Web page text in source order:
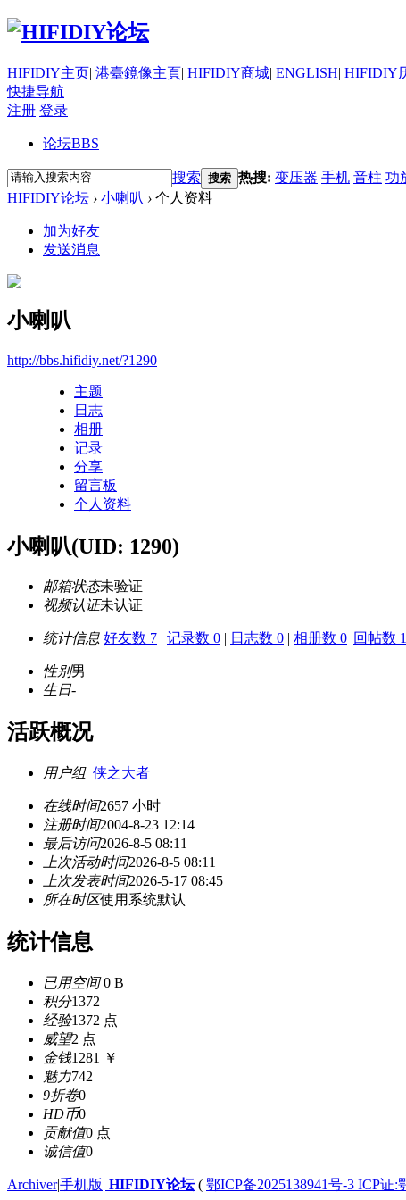
HIFIDIY主页| 港臺鏡像主頁| HIFIDIY商城| ENGLISH| HIFIDIY
快捷导航
注册 登录
论坛BBS
搜索 搜索 热搜: 变压器 手机 音柱 功
HIFIDIY论坛 › 小喇叭 › 个人资料
加为好友
发送消息
小喇叭
http://bbs.hifidiy.net/?1290
主题
日志
相册
记录
分享
留言板
个人资料
小喇叭(UID: 1290)
邮箱状态未验证
视频认证未认证
统计信息 好友数 7 | 记录数 0 | 日志数 0 | 相册数 0 |回帖数
性别男
生日-
活跃概况
用户组 侠之大者
在线时间2657 小时
注册时间2004-8-23 12:14
最后访问2026-8-5 08:11
上次活动时间2026-8-5 08:11
上次发表时间2026-5-17 08:45
所在时区使用系统默认
统计信息
已用空间0 B
积分1372
经验1372 点
威望2 点
金钱1281 ￥
魅力742
9折卷0
HD币0
贡献值0 点
诚信值0
Archiver|手机版| HIFIDIY论坛( 鄂ICP备2025138941号-3 ICP证: